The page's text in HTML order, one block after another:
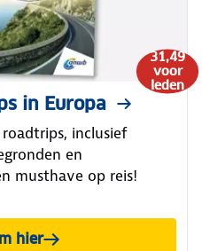
31,49
voor
leden
in Europa
inclusief
en
musthave op reis!
hier